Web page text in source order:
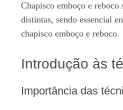
Chapisco emboço e reboco
distintas, sendo essencial
chapisco emboço e reboco.
Introdução às
Importância das